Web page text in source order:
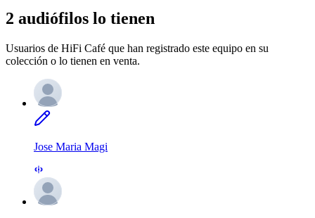
2 audiófilos lo tienen
Usuarios de HiFi Café que han registrado este equipo en su
colección o lo tienen en venta.
Jose Maria Magi